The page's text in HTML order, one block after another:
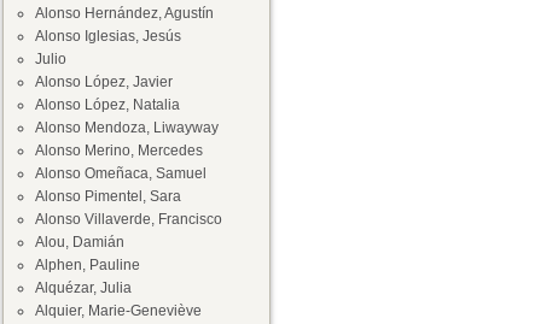
Alonso Hernández, Agustín
Alonso Iglesias, Jesús
Julio
Alonso López, Javier
Alonso López, Natalia
Alonso Mendoza, Liwayway
Alonso Merino, Mercedes
Alonso Omeñaca, Samuel
Alonso Pimentel, Sara
Alonso Villaverde, Francisco
Alou, Damián
Alphen, Pauline
Alquézar, Julia
Alquier, Marie-Geneviève